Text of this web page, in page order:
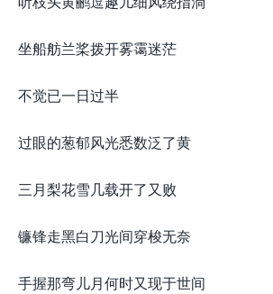
坐船舫兰桨拨开雾霭迷茫
不觉已一日过半
过眼的葱郁风光悉数泛了黄
三月梨花雪几载开了又败
镰锋走黑白刀光间穿梭无奈
手握那弯儿月何时又现于世间